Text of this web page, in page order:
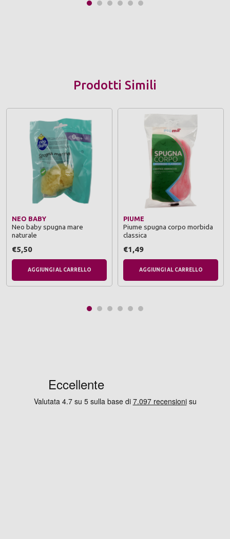
Prodotti Simili
NEO BABY
Neo baby spugna mare
naturale
€5,50
AGGIUNGI AL CARRELLO
PIUME
Piume spugna corpo morbida
classica
€1,49
AGGIUNGI AL CARRELLO